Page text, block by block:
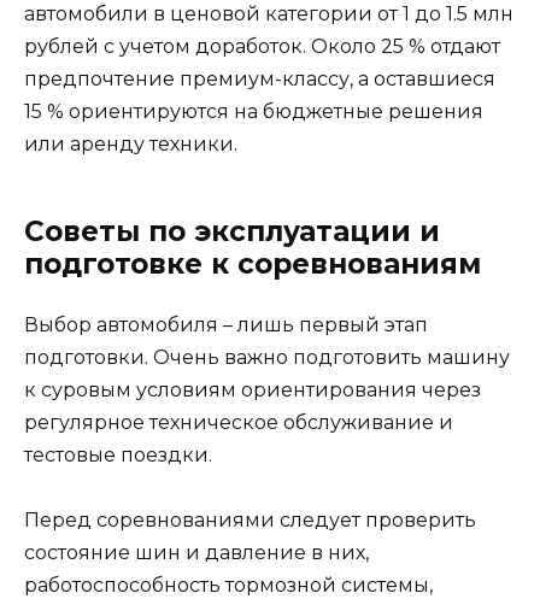
автомобили в ценовой категории от 1 до 1.5 млн
рублей с учетом доработок. Около 25 % отдают
предпочтение премиум-классу, а оставшиеся
15 % ориентируются на бюджетные решения
или аренду техники.
Советы по эксплуатации и
подготовке к соревнованиям
Выбор автомобиля – лишь первый этап
подготовки. Очень важно подготовить машину
к суровым условиям ориентирования через
регулярное техническое обслуживание и
тестовые поездки.
Перед соревнованиями следует проверить
состояние шин и давление в них,
работоспособность тормозной системы,